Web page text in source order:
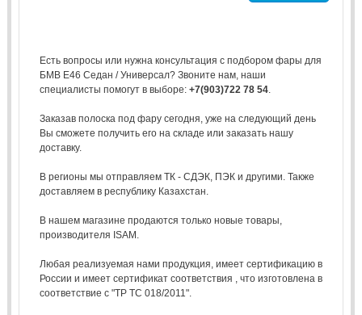
Есть вопросы или нужна консультация с подбором фары для
БМВ Е46 Седан / Универсал? Звоните нам, наши
специалисты помогут в выборе: +7(903)722 78 54.
Заказав полоска под фару сегодня, уже на следующий день
Вы сможете получить его на складе или заказать нашу
доставку.
В регионы мы отправляем ТК - СДЭК, ПЭК и другими. Также
доставляем в республику Казахстан.
В нашем магазине продаются только новые товары,
производителя ISAM.
Любая реализуемая нами продукция, имеет сертификацию в
России и имеет сертификат соответствия , что изготовлена в
соответствие с "ТР ТС 018/2011".